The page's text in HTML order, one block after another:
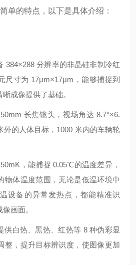
单的特点，以下是具体介绍：
384×288 分辨率的非晶硅非制冷红
尺寸为 17μm×17μm，能够捕捉到
成像提供了基础。
50mm 长焦镜头，视场角达 8.7°×6.
外的人体目标，1000 米内的车辆轮
，能捕捉 0.05℃的温度差异，
体温度范围，无论是低温环境中
设备的异常发热点，都能精准识
画面。
供白热、黑热、红热等 8 种伪彩显
整，提升目标辨识度，使图像更加